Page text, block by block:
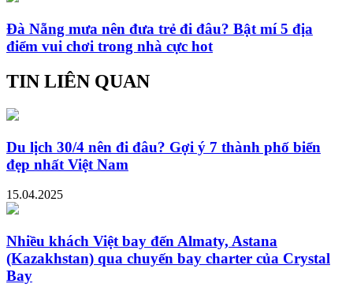
Đà Nẵng mưa nên đưa trẻ đi đâu? Bật mí 5 địa
điểm vui chơi trong nhà cực hot
TIN LIÊN QUAN
Du lịch 30/4 nên đi đâu? Gợi ý 7 thành phố biển
đẹp nhất Việt Nam
15.04.2025
Nhiều khách Việt bay đến Almaty, Astana
(Kazakhstan) qua chuyến bay charter của Crystal
Bay